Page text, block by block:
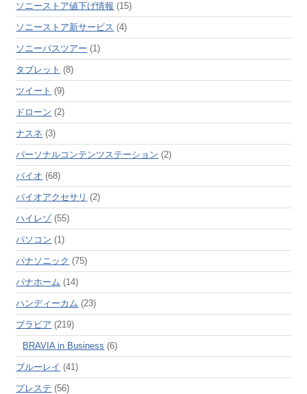
ソニーストア値下げ情報 (15)
ソニーストア新サービス (4)
ソニーバスツアー (1)
タブレット (8)
ツイート (9)
ドローン (2)
ナスネ (3)
パーソナルコンテンツステーション (2)
バイオ (68)
バイオアクセサリ (2)
ハイレゾ(55)
パソコン (1)
パナソニック (75)
パナホーム (14)
ハンディーカム (23)
ブラビア (219)
BRAVIA in Business (6)
ブルーレイ (41)
プレステ (56)